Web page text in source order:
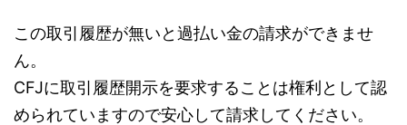
この取引履歴が無いと過払い金の請求ができませ
ん。
CFJに取引履歴開示を要求することは権利として認
められていますので安心して請求してください。